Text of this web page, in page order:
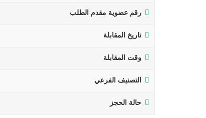
رقم عضوية مقدم الطلب
تاريخ المقابلة
وقت المقابلة
التصنيف الفرعي
حالة الحجز